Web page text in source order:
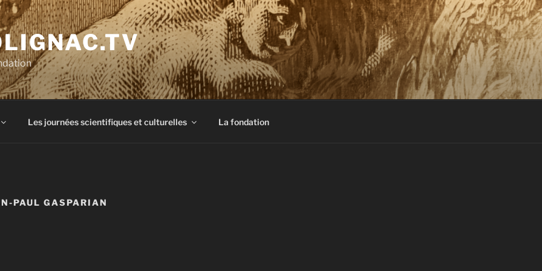
Les journées scientifiques et culturelles La fondation
PAUL GASPARIAN